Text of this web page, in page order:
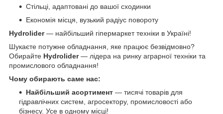
Стільці, адаптовані до вашої сходинки
Економія місця, вузький радіус повороту
Hydrolider— найбільший гіпермаркет техніки в Україні!
Шукаєте потужне обладнання, яке працює безвідмовно?
Обирайте Hydrolider— лідера на ринку аграрної техніки та
промислового обладнання!
Чому обирають саме нас:
Найбільший асортимент — тисячі товарів для
гідравлічних систем, агросектору, промисловості або
бізнесу. Усе в одному місці!